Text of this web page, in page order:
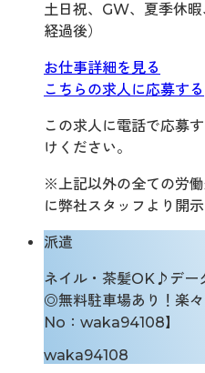
土日祝、GW、夏季休
経過後）
お仕事詳細を見る
こちらの求人に応募する
この求人に電話で応募
けください。
※上記以外の全ての労
に弊社スタッフより開
派遣
ネイル・茶髪OK♪デー
◎無料駐車場あり！楽
No：waka94108】
waka94108